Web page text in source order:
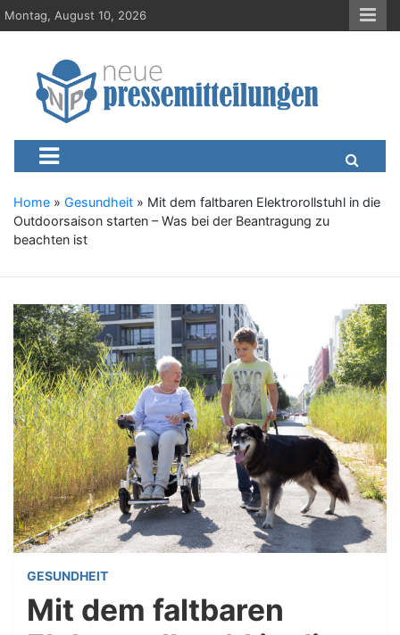
S
k
Montag, August 10, 2026
Neue-
Presseportal, Nachrichten, News, Meldungen, Wirtschaft
Home » Gesundheit » Mit dem faltbaren Elektrorollstuhl in die
Outdoorsaison starten – Was bei der Beantragung zu
beachten ist
GESUNDHEIT
Mit dem faltbaren